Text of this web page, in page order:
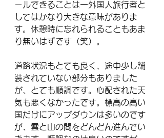
ールできることは一外国人旅行者と
してはかなり大きな意味がありま
す。休憩時に忘れられることもあま
り無いはずです（笑）。
道路状況もとても良く、途中少し舗
装されていない部分もありました
が、とても順調です。心配された天
気も悪くなかったです。標高の高い
国だけにアップダウンは多いのです
が、雲と山の間をどんどん進んでい